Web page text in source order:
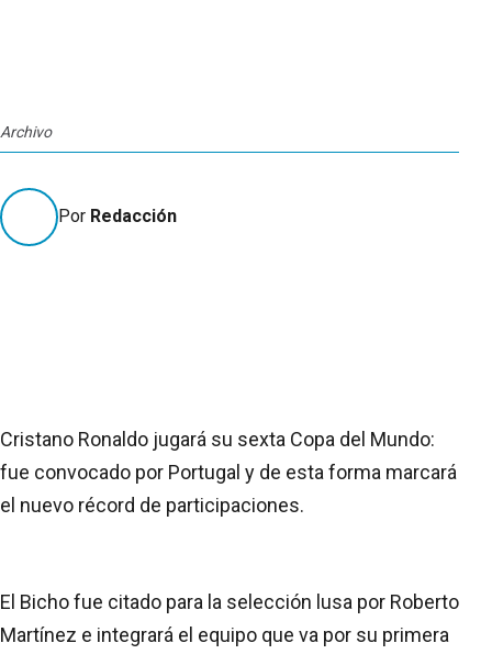
Archivo
Por Redacción
Cristano Ronaldo jugará su sexta Copa del Mundo:
fue convocado por Portugal y de esta forma marcará
el nuevo récord de participaciones.
El Bicho fue citado para la selección lusa por Roberto
Martínez e integrará el equipo que va por su primera